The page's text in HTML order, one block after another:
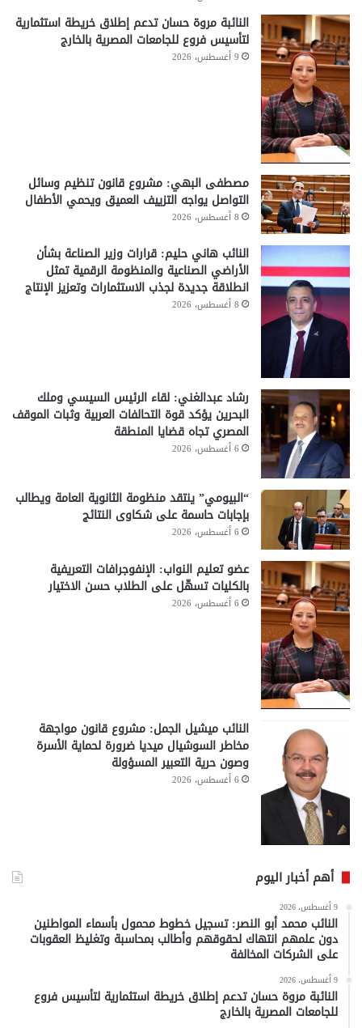
النائبة مروة حسان تدعم إطلاق خريطة استثمارية
لتأسيس فروع للجامعات المصرية بالخارج
9 أغسطس، 2026
مصطفى البهي: مشروع قانون تنظيم وسائل
التواصل يواجه التزييف العميق ويحمي الأطفال
8 أغسطس، 2026
النائب هاني حليم: قرارات وزير الصناعة بشأن
الأراضي الصناعية والمنظومة الرقمية تمثل
انطلاقة جديدة لجذب الاستثمارات وتعزيز الإنتاج
8 أغسطس، 2026
رشاد عبدالغني: لقاء الرئيس السيسي وملك
البحرين يؤكد قوة التحالفات العربية وثبات الموقف
المصري تجاه قضايا المنطقة
6 أغسطس، 2026
“البيومي” ينتقد منظومة الثانوية العامة ويطالب
بإجابات حاسمة على شكاوى النتائج
6 أغسطس، 2026
عضو تعليم النواب: الإنفوجرافات التعريفية
بالكليات تسهّل على الطلاب حسن الاختيار
6 أغسطس، 2026
النائب ميشيل الجمل: مشروع قانون مواجهة
مخاطر السوشيال ميديا ضرورة لحماية الأسرة
وصون حرية التعبير المسؤولة
6 أغسطس، 2026
أهم أخبار اليوم
9 أغسطس، 2026
النائب محمد أبو النصر: تسجيل خطوط محمول بأسماء المواطنين
دون علمهم انتهاك لحقوقهم وأطالب بمحاسبة وتغليظ العقوبات
على الشركات المخالفة
9 أغسطس، 2026
النائبة مروة حسان تدعم إطلاق خريطة استثمارية لتأسيس فروع
للجامعات المصرية بالخارج